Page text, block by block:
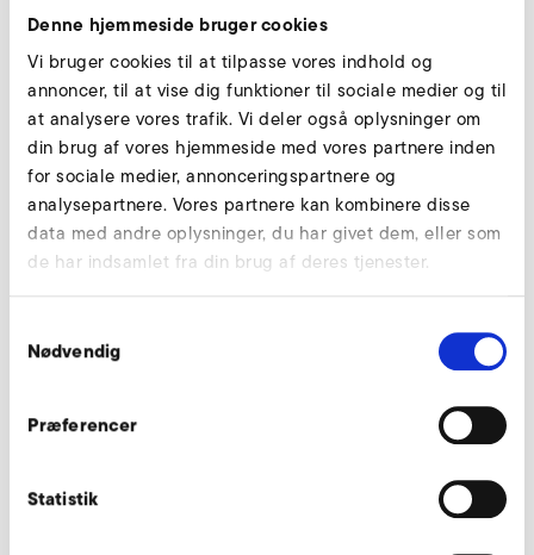
Denne hjemmeside bruger cookies
Vi bruger cookies til at tilpasse vores indhold og
annoncer, til at vise dig funktioner til sociale medier og til
at analysere vores trafik. Vi deler også oplysninger om
din brug af vores hjemmeside med vores partnere inden
for sociale medier, annonceringspartnere og
analysepartnere. Vores partnere kan kombinere disse
data med andre oplysninger, du har givet dem, eller som
de har indsamlet fra din brug af deres tjenester.
Nødvendig
Præferencer
Statistik
Download
Downloads
KATALOG PDF
HANDLEIDING